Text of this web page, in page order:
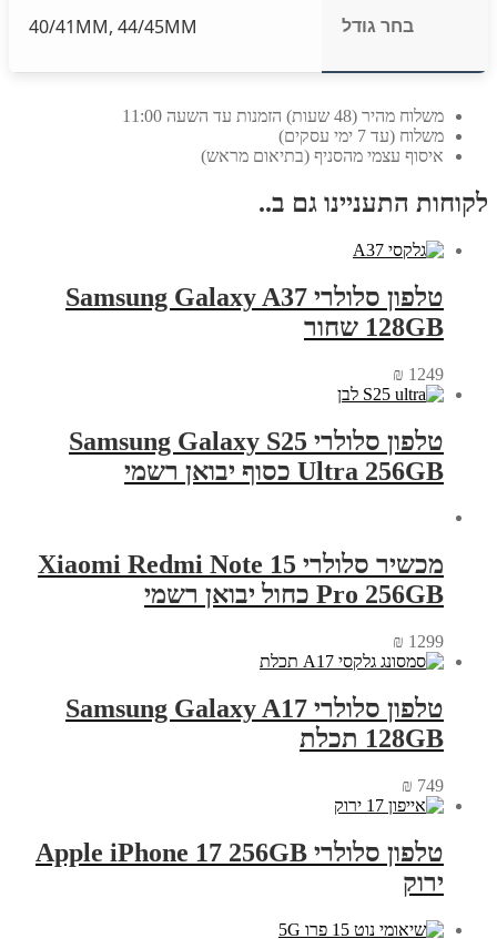
בחר גודל 40/41MM, 44/45MM
משלוח מהיר (48 שעות) הזמנות עד השעה 11:00
משלוח (עד 7 ימי עסקים)
איסוף עצמי מהסניף (בתיאום מראש)
לקוחות התעניינו גם ב..
טלפון סלולרי Samsung Galaxy A37
128GB שחור
₪ 1249
טלפון סלולרי Samsung Galaxy S25
Ultra 256GB כסוף יבואן רשמי
מכשיר סלולרי Xiaomi Redmi Note 15
Pro 256GB כחול יבואן רשמי
₪ 1299
טלפון סלולרי Samsung Galaxy A17
128GB תכלת
₪ 749
טלפון סלולרי Apple iPhone 17 256GB
ירוק